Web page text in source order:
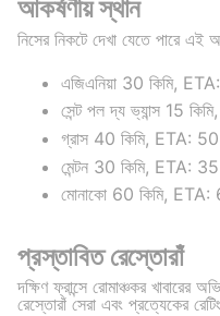
আকর্ষণীয় স্থান
নিসের নিকটে দেখা যেতে পারে এই
এজিএনিয়া 30 কিমি,
সেন্ট পল দ্য ভ্যান্স 15
গ্রাস 40 কিমি, ETA:
মেন্টন 30 কিমি, ETA:
মোনাকো 60 কিমি, ETA:
প্রস্তাবিত রেস্তোরাঁ
দক্ষিণ ফ্রান্সে রোমাঞ্চকর খাবারের
রেস্তোরাঁ সেরা এবং প্রত্যেকের